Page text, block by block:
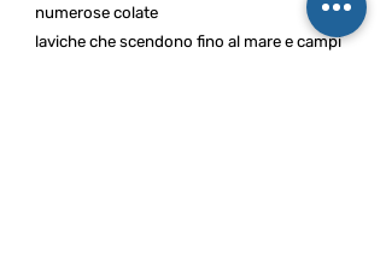
numerose colate
laviche che scendono fino al mare e campi